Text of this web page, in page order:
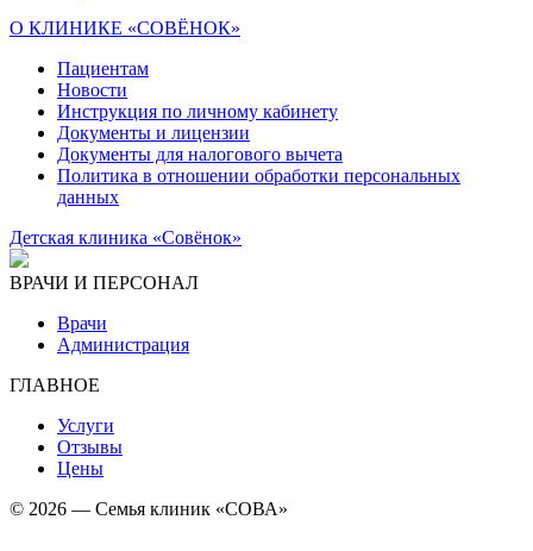
О КЛИНИКЕ «СОВЁНОК»
Пациентам
Новости
Инструкция по личному кабинету
Документы и лицензии
Документы для налогового вычета
Политика в отношении обработки персональных
данных
Детская клиника «Совёнок»
ВРАЧИ И ПЕРСОНАЛ
Врачи
Администрация
ГЛАВНОЕ
Услуги
Отзывы
Цены
© 2026 — Семья клиник «СОВА»